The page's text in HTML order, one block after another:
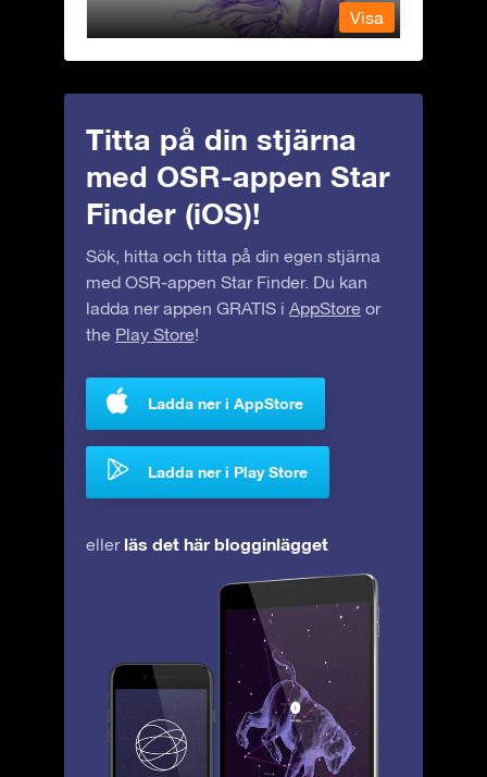
Visa
Titta på din stjärna
med OSR-appen Star
Finder (iOS)!
Sök, hitta och titta på din egen stjärna
med OSR-appen Star Finder. Du kan
ladda ner appen GRATIS i AppStore or
the Play Store!
Ladda ner i AppStore
Ladda ner i Play Store
eller läs det här blogginlägget